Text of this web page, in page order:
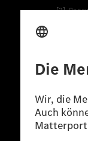
[2]
* Die
** Der
***